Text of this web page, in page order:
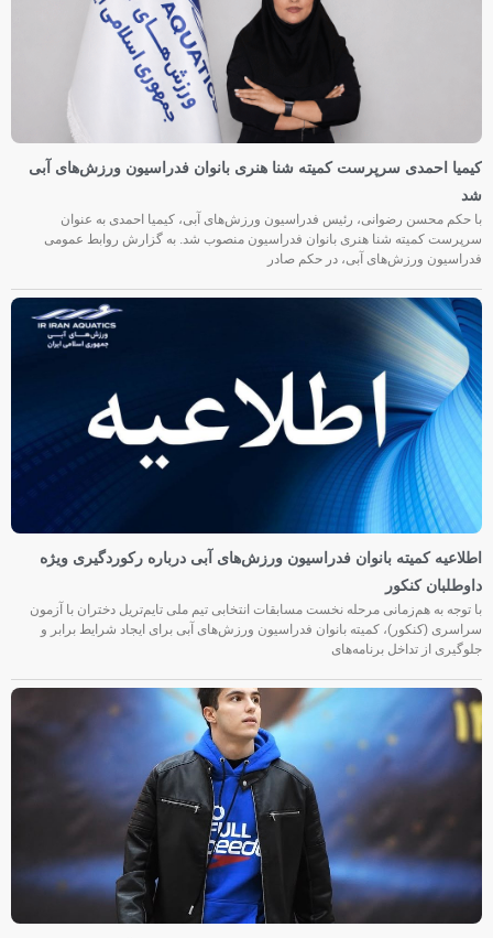
کیمیا احمدی سرپرست کمیته شنا هنری بانوان فدراسیون ورزش‌های آبی
شد
با حکم محسن رضوانی، رئیس فدراسیون ورزش‌های آبی، کیمیا احمدی به عنوان
سرپرست کمیته شنا هنری بانوان فدراسیون منصوب شد. به گزارش روابط عمومی
فدراسیون ورزش‌های آبی، در حکم صادر
اطلاعیه کمیته بانوان فدراسیون ورزش‌های آبی درباره رکوردگیری ویژه
داوطلبان کنکور
با توجه به هم‌زمانی مرحله نخست مسابقات انتخابی تیم ملی تایم‌تریل دختران با آزمون
سراسری (کنکور)، کمیته بانوان فدراسیون ورزش‌های آبی برای ایجاد شرایط برابر و
جلوگیری از تداخل برنامه‌های